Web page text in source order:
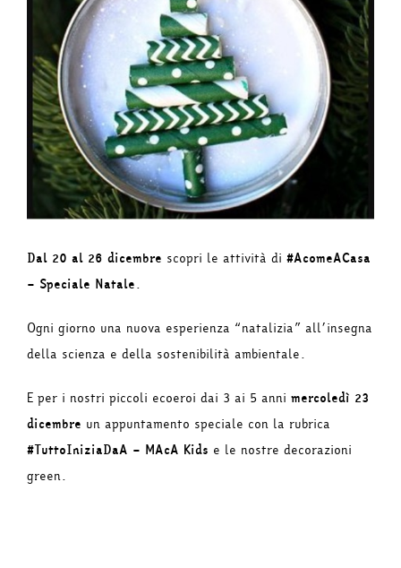
Dal 20 al 26 dicembre scopri le attività di #AcomeACasa
– Speciale Natale.
Ogni giorno una nuova esperienza “natalizia” all’insegna
della scienza e della sostenibilità ambientale.
E per i nostri piccoli ecoeroi dai 3 ai 5 anni mercoledì 23
dicembre un appuntamento speciale con la rubrica
#TuttoIniziaDaA – MAcA Kids e le nostre decorazioni
green.